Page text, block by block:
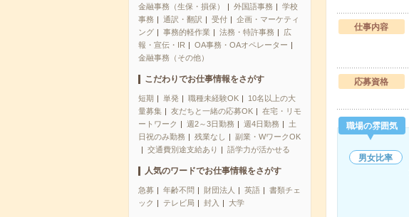
金融事務（生保・損保）
外国語事務
学校
事務
通訳・翻訳 受付
企画・マーケティ
ング
事務的軽作業 法務・特許事務
広
報・宣伝・IR
OA事務・OAオペレーター
金融事務（その他）
こだわりでお仕事情報をさがす
短期 単発 職種未経験OK
10名以上の大
量募集
友だちと一緒の応募OK
在宅・リモ
ートワーク
週2～3日勤務 週4日勤務
土
日祝のみ勤務
残業なし
副業・WワークOK
交通費別途支給あり
語学力が活かせる
人気のワードでお仕事情報をさがす
急募 年齢不問 財団法人 英語
書類チェ
ック
テレビ局 封入 大学
仕事内容
応募資格
職場の雰囲気
男女比率